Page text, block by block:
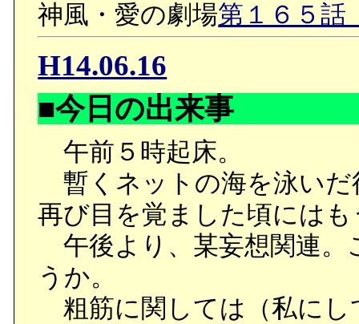
神風・愛の劇場第１６５話
H14.06.16
■今日の出来事
午前５時起床。
暫くネットの海を泳いだ
再び目を覚ました頃にはも
午後より、某妄想関連。
うか。
粗筋に関しては（私にし